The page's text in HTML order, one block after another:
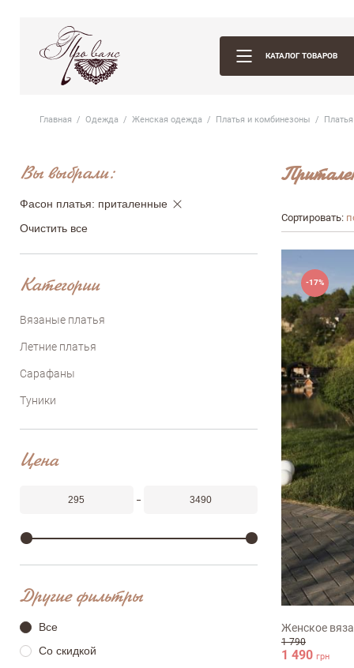
КАТАЛОГ ТОВАРОВ
Главная Одежда Женская одежда Платья и комбинезоны Платья
Вы выбрали:
Фасон платья: приталенные
Очистить все
Категории
Вязаные платья
Летние платья
Сарафаны
Туники
Цена
Другие фильтры
Все
Со скидкой
Сортировать:
-17%
S-M M-L
Женское
1 790
1 490 грн